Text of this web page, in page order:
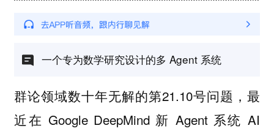
一个专为数学研究设计的多 Agent 系统
群论领域数十年无解的第21.10号问题，最
近在 Google DeepMind 新 Agent 系统 AI